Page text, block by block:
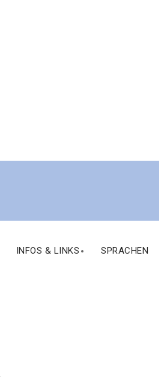
INFOS & LINKS SPRACHEN